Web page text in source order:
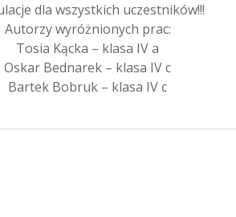
dla wszystkich uczestników!!!
Autorzy wyróżnionych prac:
Tosia Kącka – klasa IV a
Oskar Bednarek – klasa IV c
Bartek Bobruk – klasa IV c